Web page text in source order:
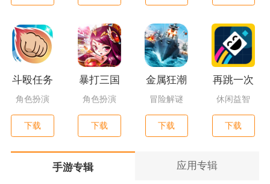
斗殴任务
角色扮演
下载
暴打三国
角色扮演
下载
金属狂潮
冒险解谜
下载
再跳一次
休闲益智
下载
手游专辑 应用专辑